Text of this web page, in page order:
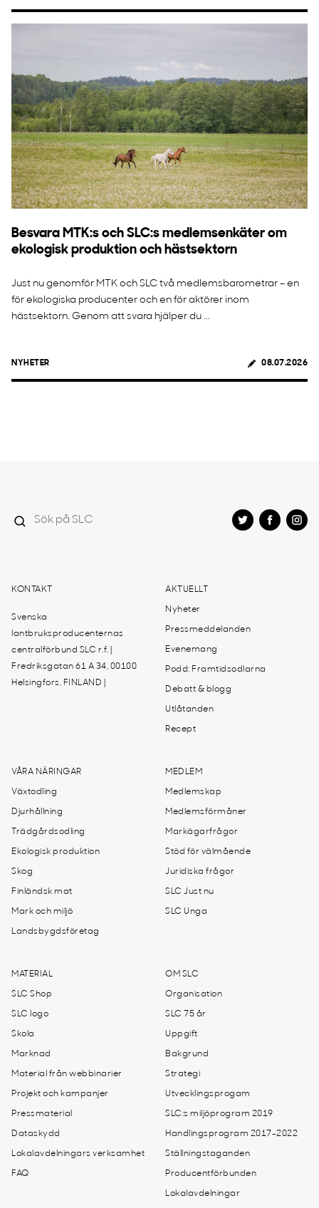
Besvara MTK:s och SLC:s medlemsenkäter om
ekologisk produktion och hästsektorn
Just nu genomför MTK och SLC två medlemsbarometrar – en
för ekologiska producenter och en för aktörer inom
hästsektorn. Genom att svara hjälper du ...
NYHETER 08.07.2026
KONTAKT
Svenska
lantbruksproducenternas
centralförbund SLC r.f. |
Fredriksgatan 61 A 34, 00100
Helsingfors, FINLAND |
AKTUELLT
Nyheter
Pressmeddelanden
Evenemang
Podd: Framtidsodlarna
Debatt & blogg
Utlåtanden
Recept
VÅRA NÄRINGAR
Växtodling
Djurhållning
Trädgårdsodling
Ekologisk produktion
Skog
Finländsk mat
Mark och miljö
Landsbygdsföretag
MEDLEM
Medlemskap
Medlemsförmåner
Markägarfrågor
Stöd för välmående
Juridiska frågor
SLC Just nu
SLC Unga
MATERIAL
SLC Shop
SLC logo
Skola
Marknad
Material från webbinarier
Projekt och kampanjer
Pressmaterial
Dataskydd
Lokalavdelningars verksamhet
FAQ
OM SLC
Organisation
SLC 75 år
Uppgift
Bakgrund
Strategi
Utvecklingsprogam
SLC:s miljöprogram 2019
Handlingsprogram 2017-2022
Ställningstaganden
Producentförbunden
Lokalavdelningar